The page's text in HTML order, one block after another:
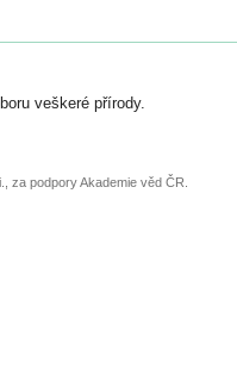
veškeré přírody.
za podpory Akademie věd ČR.